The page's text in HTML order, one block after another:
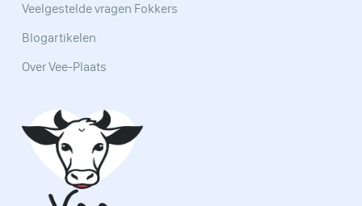
Veelgestelde vragen Fokkers
Blogartikelen
Over Vee-Plaats